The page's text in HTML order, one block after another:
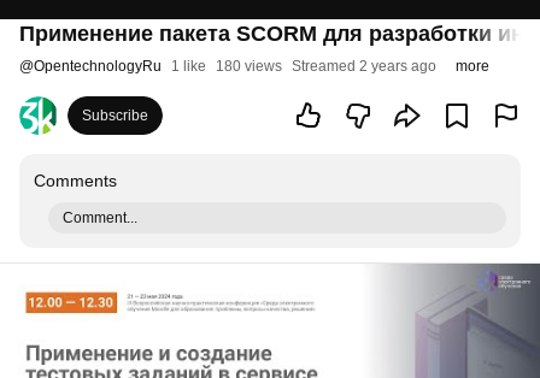
Применение пакета SCORM для разработки
@OpentechnologyRu 1 like 180 views Streamed 2 years ago more
Subscribe
Comments
Comment...